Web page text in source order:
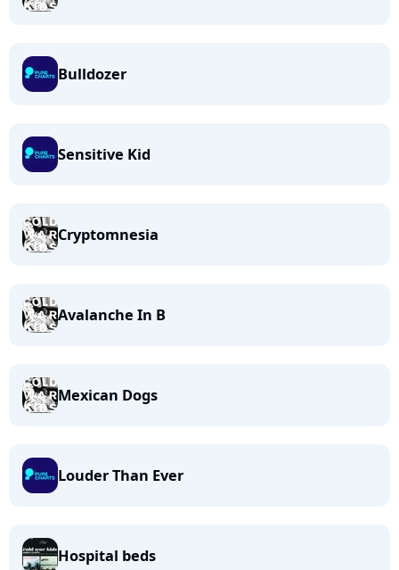
Bulldozer
Sensitive Kid
Cryptomnesia
Avalanche In B
Mexican Dogs
Louder Than Ever
Hospital beds